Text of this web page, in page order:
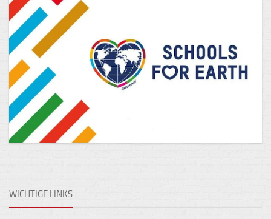
WICHTIGE LINKS